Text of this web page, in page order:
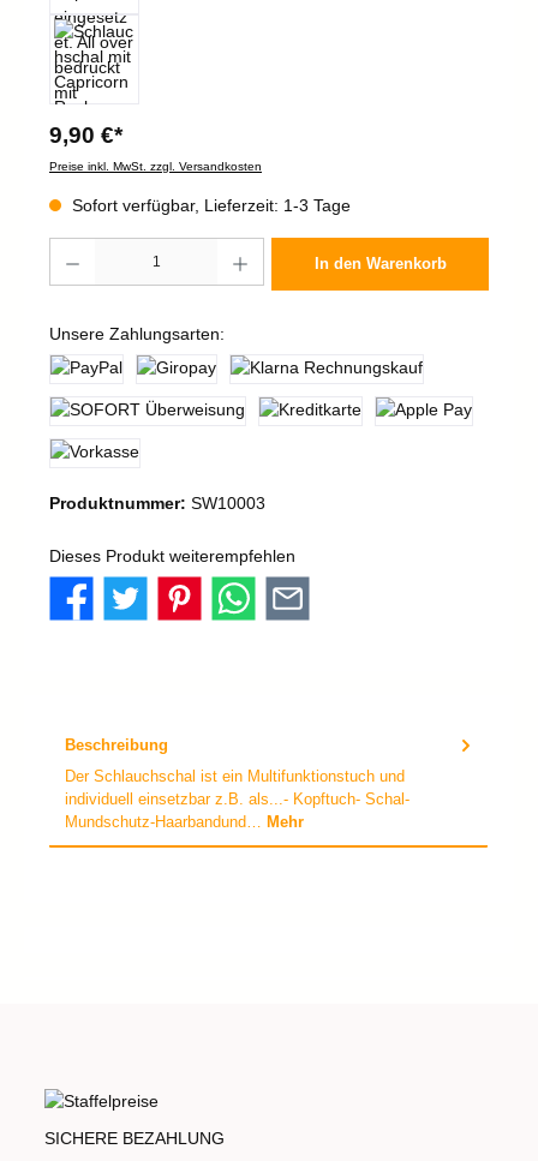
9,90 €*
Preise inkl. MwSt. zzgl. Versandkosten
Sofort verfügbar, Lieferzeit: 1-3 Tage
In den Warenkorb
Unsere Zahlungsarten:
Produktnummer: SW10003
Dieses Produkt weiterempfehlen
Beschreibung
Der Schlauchschal ist ein Multifunktionstuch und
individuell einsetzbar z.B. als...- Kopftuch- Schal-
Mundschutz-Haarbandund… Mehr
SICHERE BEZAHLUNG